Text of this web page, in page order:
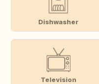
Dishwasher
Television